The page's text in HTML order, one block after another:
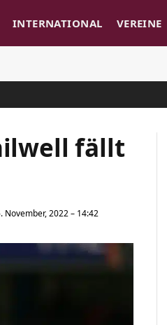
INTERNATIONAL VEREINE
fällt
November, 2022 – 14:42